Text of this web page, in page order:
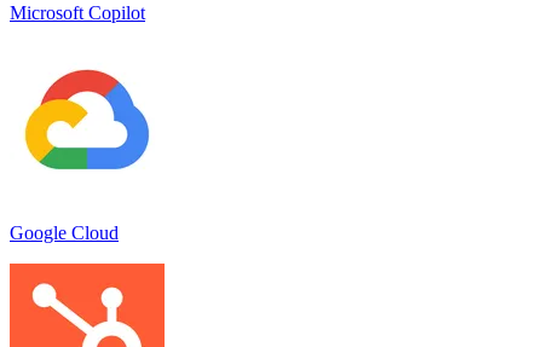
Microsoft Copilot
Google Cloud